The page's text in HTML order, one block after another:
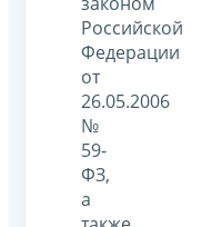
Российской
Федерации
от
26.05.2006
№
59-
ФЗ,
а